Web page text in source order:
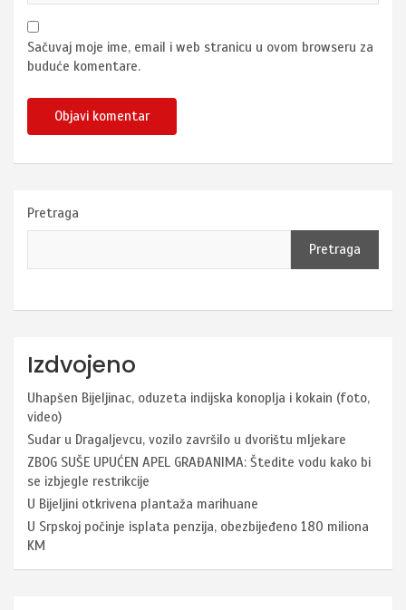
Sačuvaj moje ime, email i web stranicu u ovom browseru za
buduće komentare.
Pretraga
Pretraga
Izdvojeno
Uhapšen Bijeljinac, oduzeta indijska konoplja i kokain (foto,
video)
Sudar u Dragaljevcu, vozilo završilo u dvorištu mljekare
ZBOG SUŠE UPUĆEN APEL GRAĐANIMA: Štedite vodu kako bi
se izbjegle restrikcije
U Bijeljini otkrivena plantaža marihuane
U Srpskoj počinje isplata penzija, obezbijeđeno 180 miliona
KM